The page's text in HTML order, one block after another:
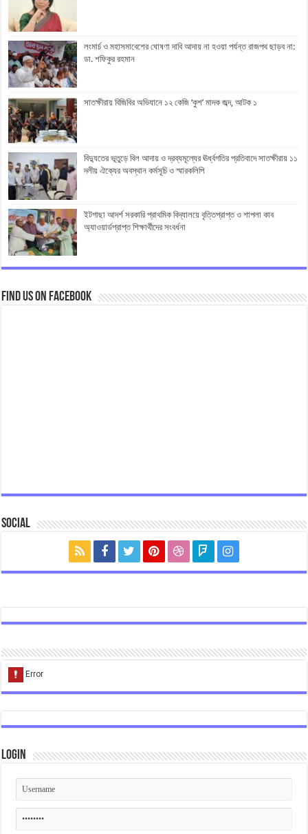
লংমার্চ ও মহাসমাবেশের ঘোষণা দাবি আদায় না হওয়া পর্যন্ত রাজপথ ছাড়ব না:
ডা. শফিকুর রহমান
সাতক্ষীরায় বিজিবির অভিযানে ১২ কেজি ‘কুশ’ মাদক জব্দ, আটক ১
বিদ্যুতের ভূতুড়ে বিল আদায় ও দ্রব্যমূল্যের ঊর্ধ্বগতির প্রতিবাদে সাতক্ষীরায় ১১
দলীয় ঐক্যের অবস্থান কর্মসূচি ও স্মারকলিপি
ইটগাছা আদর্শ সরকারি প্রাথমিক বিদ্যালয়ে বৃত্তিপ্রাপ্ত ও শাপলা কাব
অ্যাওয়ার্ডপ্রাপ্ত শিক্ষার্থীদের সংবর্ধনা
Find us on Facebook
Social
Login